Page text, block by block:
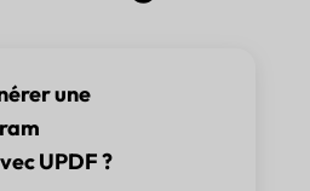
une
UPDF ?